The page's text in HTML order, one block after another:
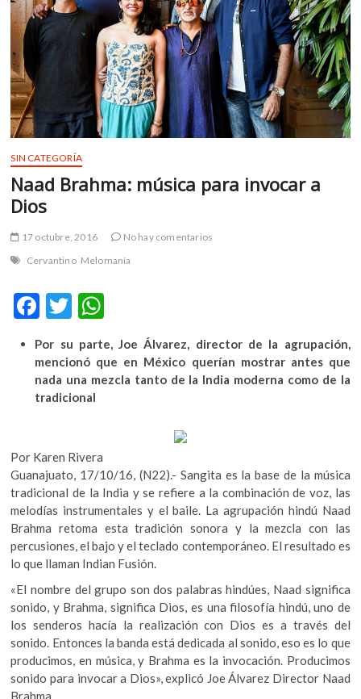
m
o
l
g
e
r
s
s
SIN CATEGORÍA
Naad Brahma: música para invocar a
Dios
17 octubre, 2016
No hay comentarios
Cervantino Melomanía
F
ac
e
b
o
k
T
itt
er
at
s
Por su parte, Joe Álvarez, director de la agrupación,
mencionó que en México querían mostrar antes que
nada una mezcla tanto de la India moderna como de la
tradicional
Por Karen Rivera
Guanajuato, 17/10/16, (N22).- Sangita es la base de la música
tradicional de la India y se refiere a la combinación de voz, las
melodías instrumentales y el baile. La agrupación hindú Naad
Brahma retoma esta tradición sonora y la mezcla con las
percusiones, el bajo y el teclado contemporáneo. El resultado es
lo que llaman Indian Fusión.
«El nombre del grupo son dos palabras hindúes, Naad significa
sonido, y Brahma, significa Dios, es una filosofía hindú, uno de
los senderos hacía la realización con Dios es a través del
sonido. Entonces la banda está dedicada al sonido, eso es lo que
producimos, en música, y Brahma es la invocación. Producimos
sonido para invocar a Dios», explicó Joe Álvarez Director Naad
Brahma